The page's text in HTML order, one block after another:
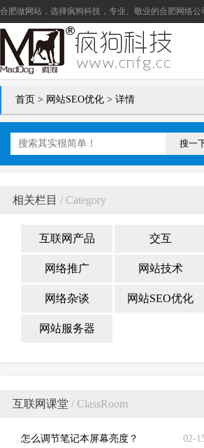
合肥做网站 ，选择疯狗科技，专业、敬业的合肥网络公
首页 > 网站SEO优化 > 详情
搜一
相关栏目 / Category
互联网产品 交互
网络推广 网站技术
网络杂谈 网站SEO优化
网站服务器
互联网课堂 / ClassRoom
02-
怎么调节笔记本屏幕亮度？